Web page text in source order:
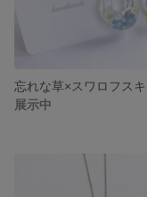
展示中